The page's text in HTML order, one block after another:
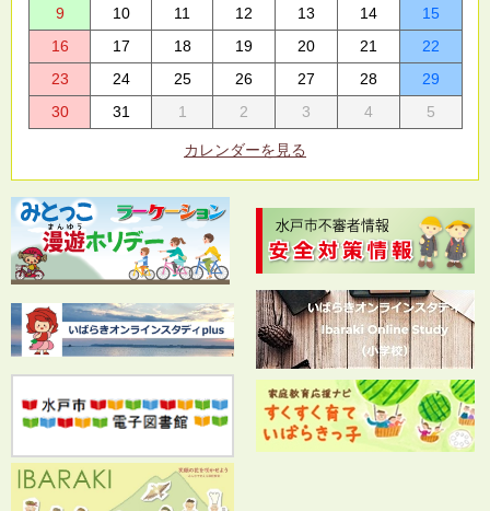
9
10 11 12 13 14
15
16
17 18 19 20 21
22
23
24 25 26 27 28
29
30
31 1 2 3 4 5
カレンダーを見る